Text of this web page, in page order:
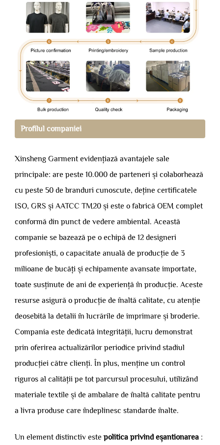
Profilul companiei
Xinsheng Garment evidențiază avantajele sale
principale: are peste 10.000 de parteneri și colaborhează
cu peste 50 de branduri cunoscute, deține certificatele
ISO, GRS și AATCC TM20 și este o fabrică OEM complet
conformă din punct de vedere ambiental. Această
companie se bazează pe o echipă de 12 designeri
profesioniști, o capacitate anuală de producție de 3
milioane de bucăți și echipamente avansate importate,
toate susținute de ani de experiență în producție. Aceste
resurse asigură o producție de înaltă calitate, cu atenție
deosebită la detalii în lucrările de imprimare și broderie.
Compania este dedicată integrității, lucru demonstrat
prin oferirea actualizărilor periodice privind stadiul
producției către clienți. În plus, menține un control
riguros al calității pe tot parcursul procesului, utilizând
materiale textile și de ambalare de înaltă calitate pentru
a livra produse care îndeplinesc standarde înalte.
Un element distinctiv este politica privind eșantionarea :